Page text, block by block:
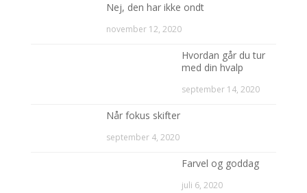
Nej, den har ikke ondt
november 12, 2020
Hvordan går du tur
med din hvalp
september 14, 2020
Når fokus skifter
september 4, 2020
Farvel og goddag
juli 6, 2020